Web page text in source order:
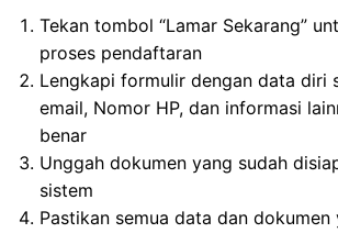
Tekan tombol “Lamar Sekarang”
proses pendaftaran
Lengkapi formulir dengan data diri
email, Nomor HP, dan informasi
benar
Unggah dokumen yang sudah
sistem
Pastikan semua data dan